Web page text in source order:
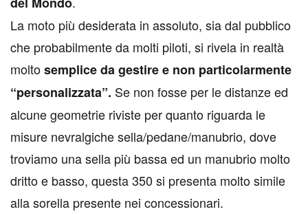
La moto più desiderata in assoluto, sia dal pubblico
che probabilmente da molti piloti, si rivela in realtà
moltosemplice da gestire e non particolarmente
“personalizzata”. Se non fosse per le distanze ed
alcune geometrie riviste per quanto riguarda le
misure nevralgiche sella/pedane/manubrio, dove
troviamo una sella più bassa ed un manubrio molto
dritto e basso, questa 350 si presenta molto simile
alla sorella presente nei concessionari.